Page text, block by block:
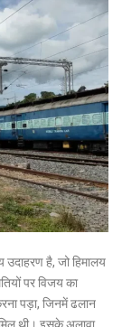
उदाहरण है, जो हिमालय
पर विजय का
पड़ा, जिनमें ढलान